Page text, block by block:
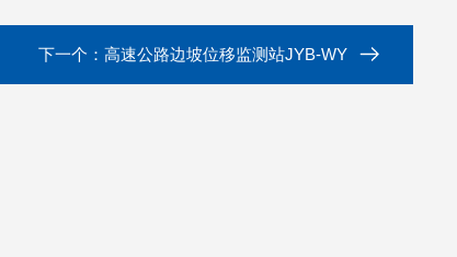
下一个： 高速公路边坡位移监测站JYB-WY